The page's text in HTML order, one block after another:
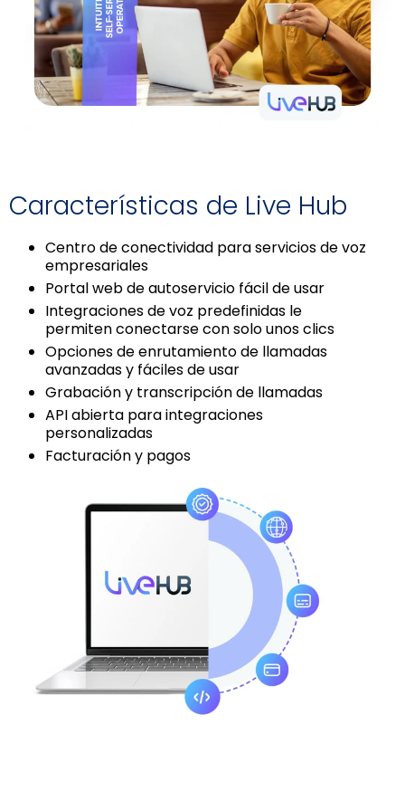
Características de Live Hub
Centro de conectividad para servicios de voz
empresariales
Portal web de autoservicio fácil de usar
Integraciones de voz predefinidas le
permiten conectarse con solo unos clics
Opciones de enrutamiento de llamadas
avanzadas y fáciles de usar
Grabación y transcripción de llamadas
API abierta para integraciones
personalizadas
Facturación y pagos